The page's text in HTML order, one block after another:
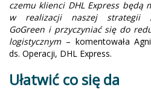
czemu klienci DHL Express będą
w realizacji naszej strategii
GoGreen i przyczyniać się do
logistycznym – komentowała
ds. Operacji, DHL Express.
Ułatwić co się da